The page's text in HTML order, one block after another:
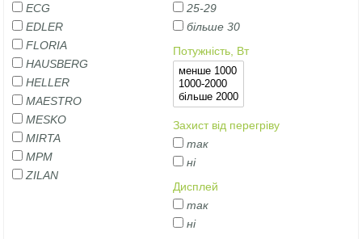
ECG
EDLER
FLORIA
HAUSBERG
HELLER
MAESTRO
MESKO
MIRTA
MPM
ZILAN
25-29
більше 30
Потужність, Вт
Захист від перегріву
так
ні
Дисплей
так
ні